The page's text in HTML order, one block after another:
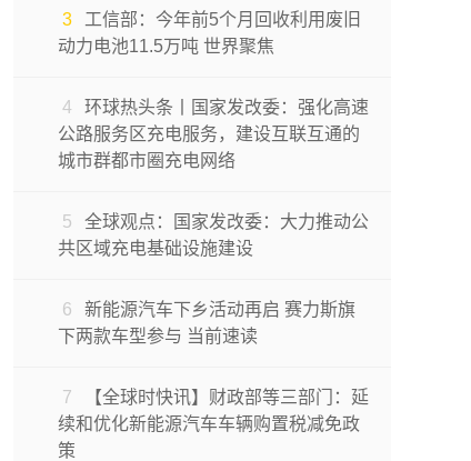
3
工信部：今年前5个月回收利用废旧
动力电池11.5万吨 世界聚焦
4
环球热头条丨国家发改委：强化高速
公路服务区充电服务，建设互联互通的
城市群都市圈充电网络
5
全球观点：国家发改委：大力推动公
共区域充电基础设施建设
6
新能源汽车下乡活动再启 赛力斯旗
下两款车型参与 当前速读
7
【全球时快讯】财政部等三部门：延
续和优化新能源汽车车辆购置税减免政
策